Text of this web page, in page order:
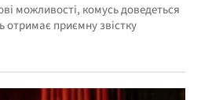
можливості, комусь доведеться
отримає приємну звістку